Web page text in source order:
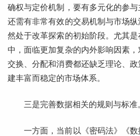
确权与定价机制，要有多元化的参与
还需有非常有效的交易机制与市场
然处于改革探索的初始阶段。尤其
中，面临更加复杂的内外影响因素，
交换、分配和消费都还缺乏理论、
建丰富而稳定的市场体系。
三是完善数据相关的规则与标准
一方面，当前以《密码法》《